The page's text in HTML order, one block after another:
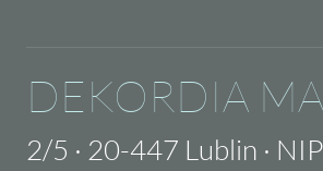
DEKORDIA
2/5 · 20-447 Lublin ·